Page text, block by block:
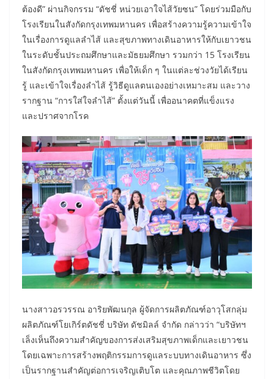
ต้องดี” ผ่านกิจกรรม “ดัชชี่ หน่วยเอาใจไส้วัยซน” โดยร่วมมือกับ
โรงเรียนในสังกัดกรุงเทพมหานคร เพื่อสร้างความรู้ความเข้าใจ
ในเรื่องการดูแลลำไส้ และสุขภาพทางเดินอาหารให้กับเยาวชน
ในระดับชั้นประถมศึกษาและมัธยมศึกษา รวมกว่า 15 โรงเรียน
ในสังกัดกรุงเทพมหานคร เพื่อให้เด็ก ๆ ในแต่ละช่วงวัยได้เรียน
รู้ และเข้าใจเรื่องลำไส้ รู้วิธีดูแลตนเองอย่างเหมาะสม และวาง
รากฐาน “การใส่ใจลำไส้” ตั้งแต่วันนี้ เพื่ออนาคตที่แข็งแรง
และปราศจากโรค
นางสาวอรวรรณ อาริยพัฒนกุล ผู้จัดการผลิตภัณฑ์อาวุโสกลุ่ม
ผลิตภัณฑ์โยเกิร์ตดัชชี่ บริษัท ดัชมิลล์ จำกัด กล่าวว่า “บริษัทฯ
เล็งเห็นถึงความสำคัญของการส่งเสริมสุขภาพเด็กและเยาวชน
โดยเฉพาะการสร้างพฤติกรรมการดูแลระบบทางเดินอาหาร ซึ่ง
เป็นรากฐานสำคัญต่อการเจริญเติบโต และคุณภาพชีวิตโดย